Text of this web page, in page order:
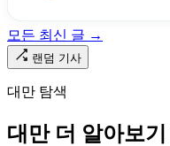
다. 마침내 푸유마·타로코
로 위에 깔렸다.
모든 최신 글 →
랜덤 기사
대만 탐색
대만 더 알아보기